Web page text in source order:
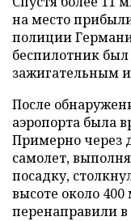
на место
полиции
беспилотник
зажигательным
После
аэропорта была
Примерно через
самолет,
посадку,
высоте около
перенаправили в